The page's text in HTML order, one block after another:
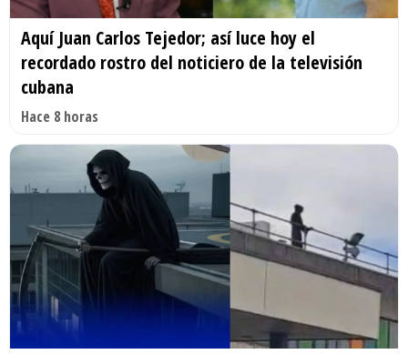
Aquí Juan Carlos Tejedor; así luce hoy el
recordado rostro del noticiero de la televisión
cubana
Hace 8 horas